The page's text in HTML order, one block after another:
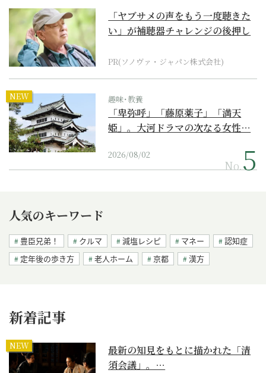
「ヤブサメの声をもう一度聴きた
い」が補聴器チャレンジの後押し
PR(ソノヴァ・ジャパン株式会社)
NEW 趣味･教養
「卑弥呼」「藤原薬子」「満天
姫」。大河ドラマの次なる女性…
2026/08/02
No.
人気のキーワード
豊臣兄弟！ クルマ 減塩レシピ マネー
認知症
定年後の歩き方
老人ホーム 京都 漢方
新着記事
NEW
最新の知見をもとに描かれた「清
須会議」。…